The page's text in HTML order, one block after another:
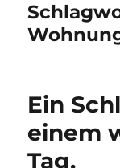
Ein
einem
Tag.